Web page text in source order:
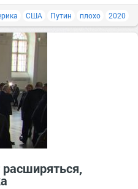
США Путин плохо 2020